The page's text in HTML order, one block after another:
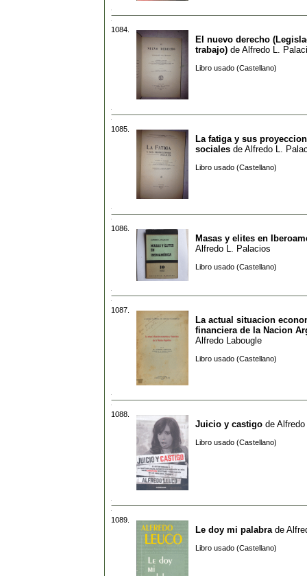
1084.
El nuevo derecho
trabajo) de Alfredo L.
Libro usado (Castellano)
1085.
La fatiga y sus
sociales de Alfredo L.
Libro usado (Castellano)
1086.
Masas y elites en
Alfredo L. Palacios
Libro usado (Castellano)
1087.
La actual situacion
financiera de la Nacion
Alfredo Labougle
Libro usado (Castellano)
1088.
Juicio y castigo de
Libro usado (Castellano)
1089.
Le doy mi palabra de
Libro usado (Castellano)